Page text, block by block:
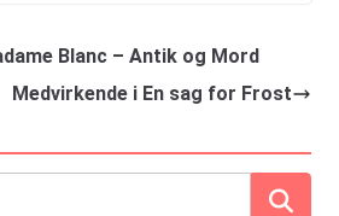
Blanc – Antik og Mord
Medvirkende i En sag for Frost